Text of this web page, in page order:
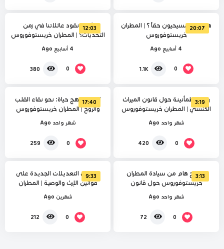
20:07
هل نحن مسيحيون حقاً ؟ | المطران
خريستوفوروس
4 أسابيع Ago
0
1.1K
12:03
كيف نقود عائلاتنا في زمن
التحديات؟ | المطران خريستوفوروس
4 أسابيع Ago
0
380
3:19
رسالة طمأنينة حول قانون الميراث
الكنسي | المطران خريستوفوروس
شهر واحد Ago
0
420
17:40
الإنجيل نهج حياة: نحو نقاء القلب
والروح | المطران خريستوفوروس
شهر واحد Ago
0
259
3:13
توضيح هام من سيادة المطران
خريستوفوروس حول قانون
المواريث الجديد ومبدأ المساواة بين
الذكر والأنثى
شهر واحد Ago
0
72
9:33
تفاصيل التعديلات الجديدة على
قوانين الإرث والوصية | المطران
خريستوفوروس
شهرين Ago
0
212